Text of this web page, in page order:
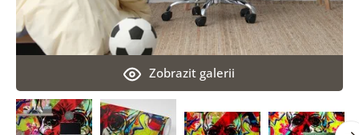
Zobrazit galerii